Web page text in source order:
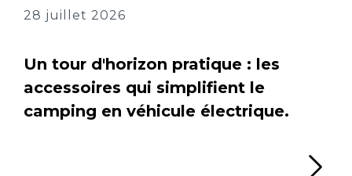
28 juillet 2026
Un tour d'horizon pratique : les
accessoires qui simplifient le
camping en véhicule électrique.